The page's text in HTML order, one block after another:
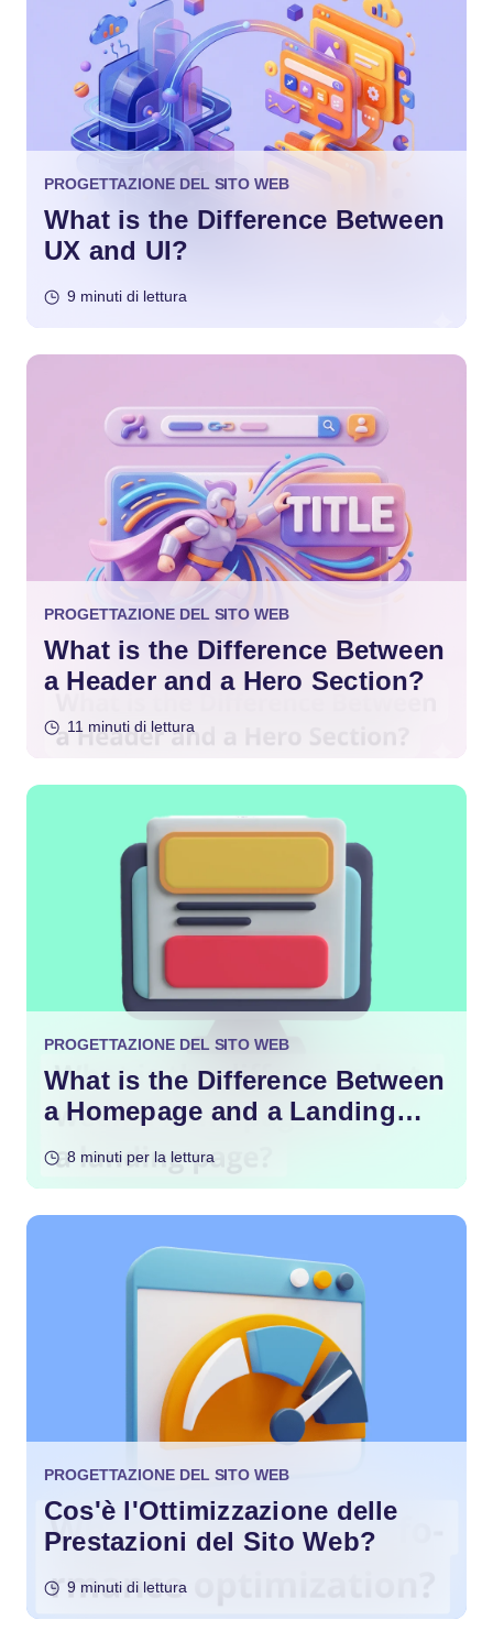
PROGETTAZIONE DEL SITO WEB
What is the Difference Between
UX and UI?
9 minuti di lettura
PROGETTAZIONE DEL SITO WEB
What is the Difference Between
a Header and a Hero Section?
11 minuti di lettura
PROGETTAZIONE DEL SITO WEB
What is the Difference Between
a Homepage and a Landing
8 minuti per la lettura
PROGETTAZIONE DEL SITO WEB
Cos'è l'Ottimizzazione delle
Prestazioni del Sito Web?
9 minuti di lettura